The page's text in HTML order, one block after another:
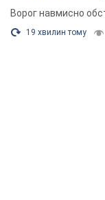
Ворог навмисно
19 хвилин тому